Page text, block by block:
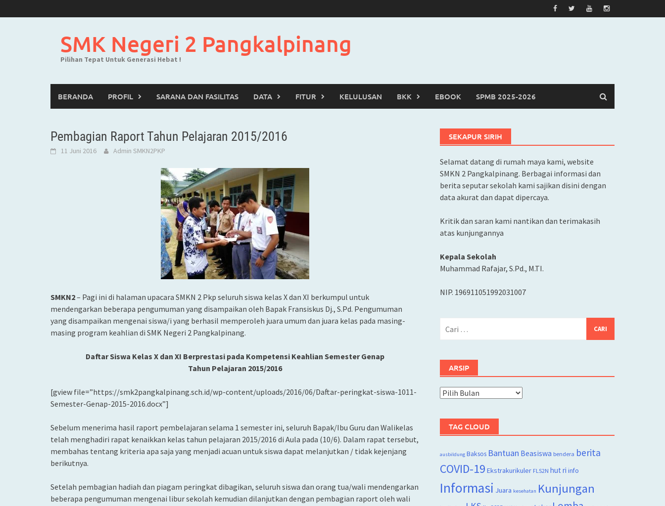
to
SMK Negeri 2 Pangkalpinang
Pilihan Tepat Untuk Generasi Hebat !
BERANDA PROFIL SARANA DAN FASILITAS DATA FITUR KELULUSAN BKK EBOOK SPMB 2025-2026
Pembagian Raport Tahun Pelajaran 2015/2016
11 Juni 2016 Admin SMKN2PKP
SMKN2– Pagi ini di halaman upacara SMKN 2 Pkp seluruh siswa kelas X dan XI berkumpul untuk
mendengarkan beberapa pengumuman yang disampaikan oleh Bapak Fransiskus Dj., S.Pd. Pengumuman
yang disampaikan mengenai siswa/i yang berhasil memperoleh juara umum dan juara kelas pada masing-
masing program keahlian di SMK Negeri 2 Pangkalpinang.
Daftar Siswa Kelas X dan XI Berprestasi pada Kompetensi Keahlian Semester Genap
Tahun Pelajaran 2015/2016
[gview file=”https://smk2pangkalpinang.sch.id/wp-content/uploads/2016/06/Daftar-peringkat-siswa-1011-
Semester-Genap-2015-2016.docx”]
Sebelum menerima hasil raport pembelajaran selama 1 semester ini, seluruh Bapak/Ibu Guru dan Walikelas
telah menghadiri rapat kenaikkan kelas tahun pelajaran 2015/2016 di Aula pada (10/6). Dalam rapat tersebut,
membahas tentang kriteria apa saja yang menjadi acuan untuk siswa dapat melanjutkan / tidak kejenjang
berikutnya.
Setelah pembagian hadiah dan piagam peringkat dibagikan, seluruh siswa dan orang tua/wali mendengarkan
beberapa pengumuman mengenai libur sekolah kemudian dilanjutkan dengan pembagian raport oleh wali
SEKAPUR SIRIH
Selamat datang di rumah maya kami, website
SMKN 2 Pangkalpinang. Berbagai informasi dan
berita seputar sekolah kami sajikan disini dengan
data akurat dan dapat dipercaya.
Kritik dan saran kami nantikan dan terimakasih
atas kunjungannya
Kepala Sekolah
Muhammad Rafajar, S.Pd., M.TI.
NIP. 196911051992031007
ARSIP
Arsip
TAG CLOUD
ausbildung Baksos Bantuan Beasiswa bendera berita
COVID-19 Ekstrakurikuler FLS2N hut ri info
Informasi Juara kesehatan Kunjungan